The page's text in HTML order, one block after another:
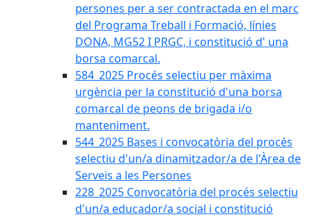
persones per a ser contractada en el marc
del Programa Treball i Formació, línies
DONA, MG52 I PRGC, i constitució d' una
borsa comarcal.
584_2025 Procés selectiu per màxima
urgència per la constitució d'una borsa
comarcal de peons de brigada i/o
manteniment.
544_2025 Bases i convocatòria del procés
selectiu d'un/a dinamitzador/a de l'Àrea de
Serveis a les Persones
228_2025 Convocatòria del procés selectiu
d'un/a educador/a social i constitució